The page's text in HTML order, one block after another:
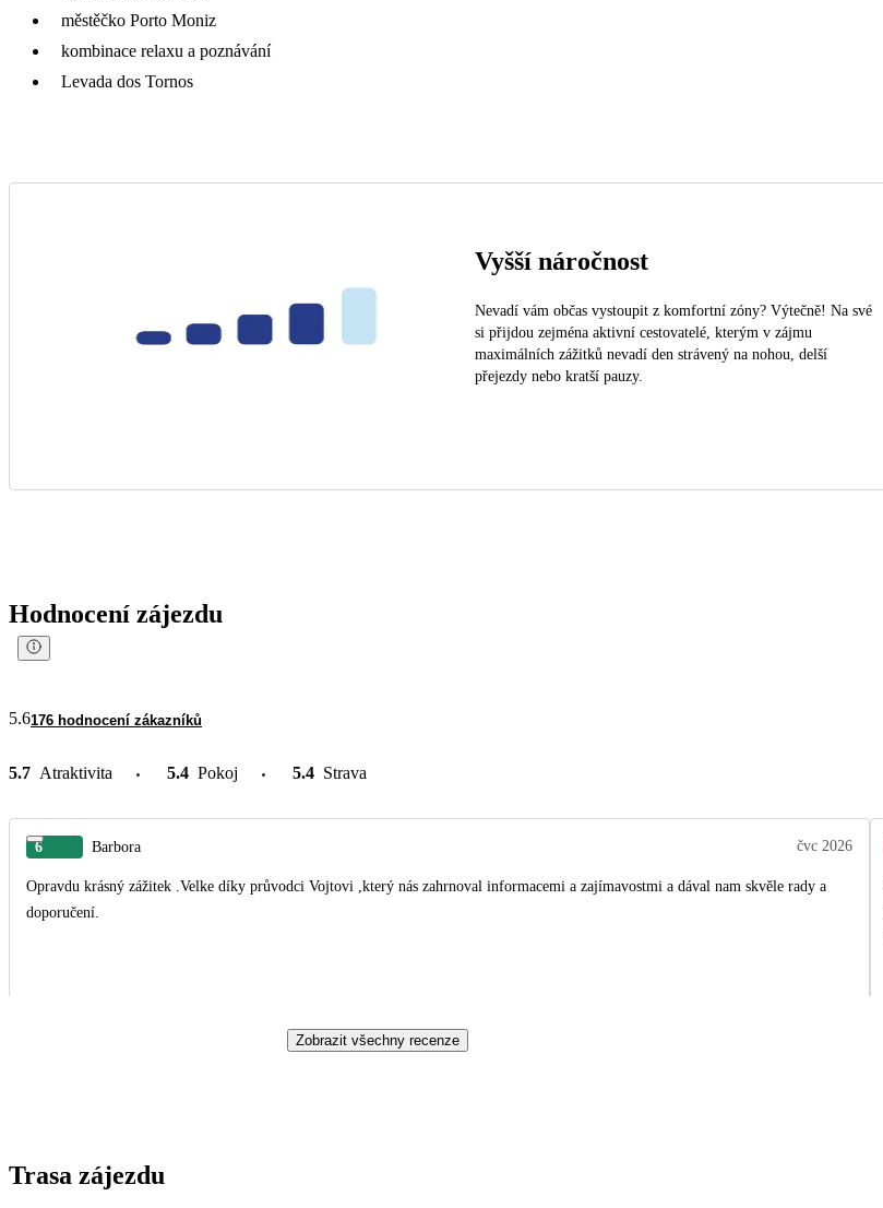
městěčko Porto Moniz
kombinace relaxu a poznávání
Levada dos Tornos
Vyšší náročnost
Nevadí vám občas vystoupit z komfortní zóny? Výtečně! Na své
si přijdou zejména aktivní cestovatelé, kterým v zájmu
maximálních zážitků nevadí den strávený na nohou, delší
přejezdy nebo kratší pauzy.
Hodnocení zájezdu
5.6176 hodnocení zákazníků
5.7 Atraktivita 5.4 Pokoj 5.4 Strava
6 Barbora čvc 2026
Opravdu krásný zážitek .Velke díky průvodci Vojtovi ,který nás zahrnoval informacemi a zajímavostmi a dával nam skvěle rady a
doporučení.
Zobrazit všechny recenze
Trasa zájezdu